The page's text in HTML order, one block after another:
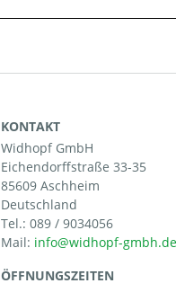
KONTAKT
Widhopf GmbH
Eichendorffstraße 33-35
85609 Aschheim
Deutschland
Tel.: 089 / 9034056
Mail:
ÖFFNUNGSZEITEN